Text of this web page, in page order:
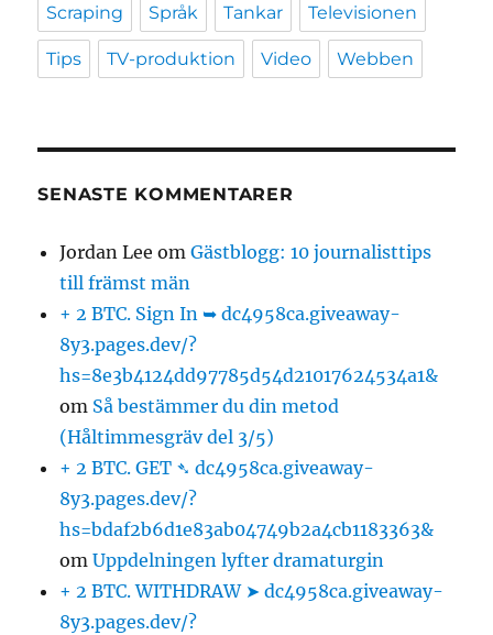
Scraping Språk Tankar Televisionen
Tips TV-produktion Video Webben
SENASTE KOMMENTARER
Jordan Lee omGästblogg: 10 journalisttips
till främst män
+ 2 BTC. Sign In ➥ dc4958ca.giveaway-
8y3.pages.dev/?
hs=8e3b4124dd97785d54d21017624534a1&
om Så bestämmer du din metod
(Håltimmesgräv del 3/5)
+ 2 BTC. GET ➴ dc4958ca.giveaway-
8y3.pages.dev/?
hs=bdaf2b6d1e83ab04749b2a4cb1183363&
omUppdelningen lyfter dramaturgin
+ 2 BTC. WITHDRAW ➤ dc4958ca.giveaway-
8y3.pages.dev/?